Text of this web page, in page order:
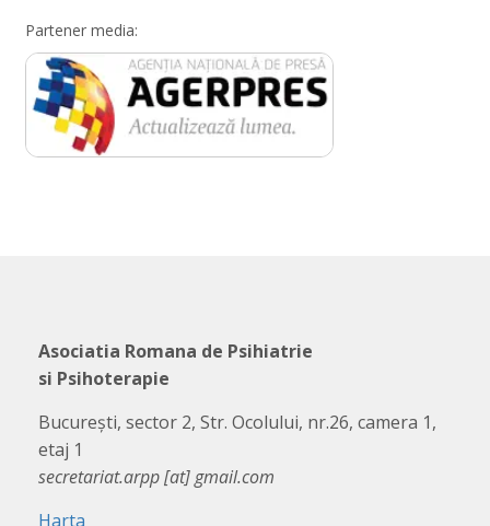
Partener media:
Asociatia Romana de Psihiatrie
si Psihoterapie
București, sector 2, Str. Ocolului, nr.26, camera 1,
etaj 1
secretariat.arpp [at] gmail.com
Harta